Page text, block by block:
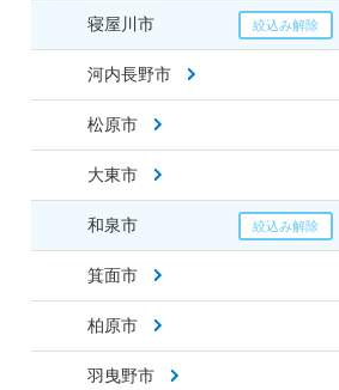
寝屋川市
河内長野市
松原市
大東市
和泉市
箕面市
柏原市
羽曳野市